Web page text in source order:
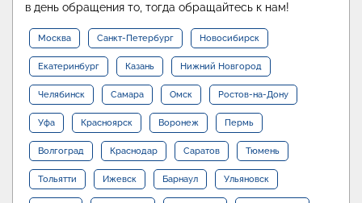
в день обращения то, тогда обращайтесь к нам!
Москва Санкт-Петербург Новосибирск
Екатеринбург Казань Нижний Новгород
Челябинск Самара Омск Ростов-на-Дону
Уфа Красноярск Воронеж Пермь
Волгоград Краснодар Саратов Тюмень
Тольятти Ижевск Барнаул Ульяновск